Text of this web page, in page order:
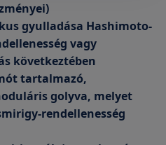
gyulladása Hashimoto-
vagy
következtében
tartalmazó,
golyva, melyet
rendellenesség